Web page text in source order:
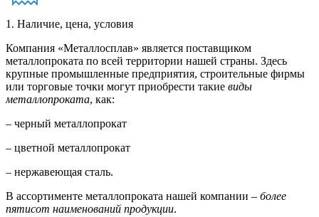
1. Наличие, цена, условия
Компания «Металлосплав» является поставщиком
металлопроката по всей территории нашей страны. Здесь
крупные промышленные предприятия, строительные фирмы
или торговые точки могут приобрести такие виды
металлопроката, как:
– черный металлопрокат
– цветной металлопрокат
– нержавеющая сталь.
В ассортименте металлопроката нашей компании – более
пятисот наименований продукции.